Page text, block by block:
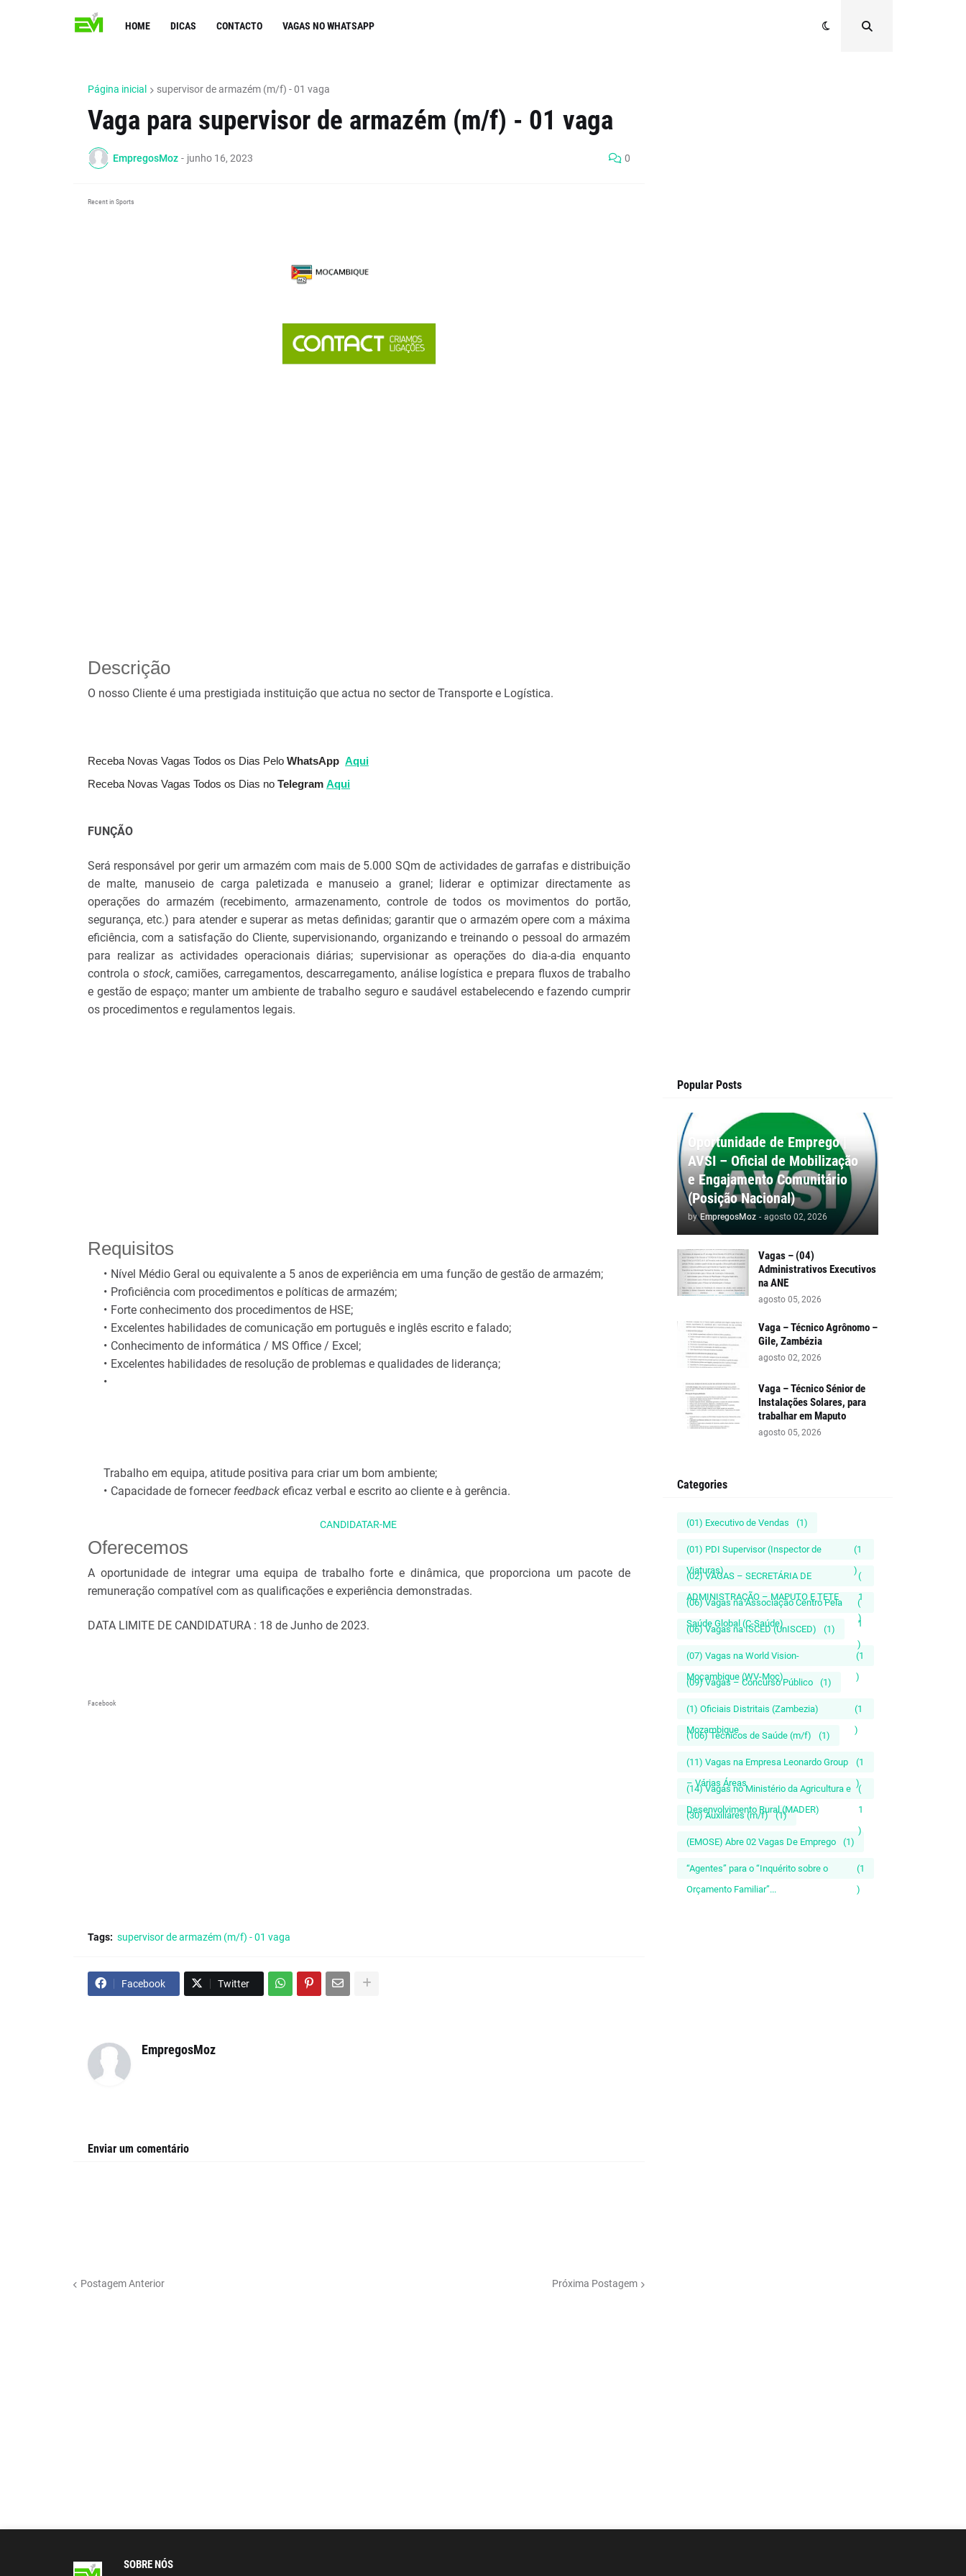
HOME DICAS CONTACTO VAGAS NO WHATSAPP
Página inicial supervisor de armazém (m/f) - 01 vaga
Vaga para supervisor de armazém (m/f) - 01 vaga
EmpregosMoz - junho 16, 2023 0
Recent in Sports
Descrição
O nosso Cliente é uma prestigiada instituição que actua no sector de Transporte e Logística.
Receba Novas Vagas Todos os Dias Pelo WhatsApp Aqui
Receba Novas Vagas Todos os Dias no Telegram Aqui
FUNÇÃO
Será responsável por gerir um armazém com mais de 5.000 SQm de actividades de garrafas e distribuição
de malte, manuseio de carga paletizada e manuseio a granel; liderar e optimizar directamente as
operações do armazém (recebimento, armazenamento, controle de todos os movimentos do portão,
segurança, etc.) para atender e superar as metas definidas; garantir que o armazém opere com a máxima
eficiência, com a satisfação do Cliente, supervisionando, organizando e treinando o pessoal do armazém
para realizar as actividades operacionais diárias; supervisionar as operações do dia-a-dia enquanto
controla o stock, camiões, carregamentos, descarregamento, análise logística e prepara fluxos de trabalho
e gestão de espaço; manter um ambiente de trabalho seguro e saudável estabelecendo e fazendo cumprir
os procedimentos e regulamentos legais.
Requisitos
Nível Médio Geral ou equivalente a 5 anos de experiência em uma função de gestão de armazém;
Proficiência com procedimentos e políticas de armazém;
Forte conhecimento dos procedimentos de HSE;
Excelentes habilidades de comunicação em português e inglês escrito e falado;
Conhecimento de informática / MS Office / Excel;
Excelentes habilidades de resolução de problemas e qualidades de liderança;
Trabalho em equipa, atitude positiva para criar um bom ambiente;
Capacidade de fornecer feedback eficaz verbal e escrito ao cliente e à gerência.
CANDIDATAR-ME
Oferecemos
A oportunidade de integrar uma equipa de trabalho forte e dinâmica, que proporciona um pacote de
remuneração compatível com as qualificações e experiência demonstradas.
DATA LIMITE DE CANDIDATURA : 18 de Junho de 2023.
Facebook
Tags: supervisor de armazém (m/f) - 01 vaga
Facebook Twitter
EmpregosMoz
Enviar um comentário
Postagem Anterior Próxima Postagem
Popular Posts
Oportunidade de Emprego |
AVSI – Oficial de Mobilização
e Engajamento Comunitário
(Posição Nacional)
by EmpregosMoz - agosto 02, 2026
Vagas – (04)
Administrativos Executivos
na ANE
agosto 05, 2026
Vaga – Técnico Agrônomo –
Gile, Zambézia
agosto 02, 2026
Vaga – Técnico Sénior de
Instalações Solares, para
trabalhar em Maputo
agosto 05, 2026
Categories
(01) Executivo de Vendas (1)
(01) PDI Supervisor (Inspector de
Viaturas)
(1
)
(02) VAGAS – SECRETÁRIA DE
ADMINISTRAÇÃO – MAPUTO E TETE
(
1
)
(06) Vagas na Associação Centro Pela
Saúde Global (C-Saúde)
(
1
)
(06) Vagas na ISCED (UnISCED) (1)
(07) Vagas na World Vision-
Moçambique (WV-Moç)
(1
)
(09) Vagas – Concurso Público (1)
(1) Oficiais Distritais (Zambezia)
Mozambique
(1
)
(106) Técnicos de Saúde (m/f) (1)
(11) Vagas na Empresa Leonardo Group
– Várias Áreas
(1
)
(14) Vagas no Ministério da Agricultura e
Desenvolvimento Rural (MADER)
(
1
)
(30) Auxiliares (m/f) (1)
(EMOSE) Abre 02 Vagas De Emprego (1)
“Agentes” para o “Inquérito sobre o
Orçamento Familiar”...
(1
)
SOBRE NÓS